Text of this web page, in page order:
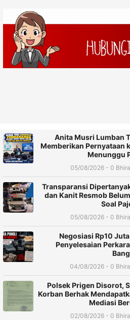
Anita Musri Lumban
Memberikan Pernyataan
Menunggu
05/08/2026 - 0
Transparansi
dan Kanit Resmob
Soal
05/08/2026 - 0
Negosiasi Rp10
Penyelesaian
04/08/2026 - 0
Polsek Prigen Disorot,
Korban Berhak
Mediasi
02/08/2026 - 0